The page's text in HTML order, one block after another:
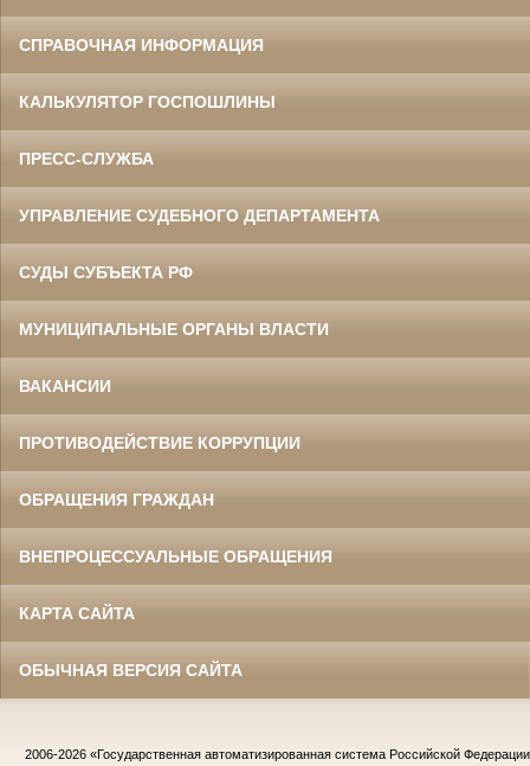
СПРАВОЧНАЯ ИНФОРМАЦИЯ
КАЛЬКУЛЯТОР ГОСПОШЛИНЫ
ПРЕСС-СЛУЖБА
УПРАВЛЕНИЕ СУДЕБНОГО ДЕПАРТАМЕНТА
СУДЫ СУБЪЕКТА РФ
МУНИЦИПАЛЬНЫЕ ОРГАНЫ ВЛАСТИ
ВАКАНСИИ
ПРОТИВОДЕЙСТВИЕ КОРРУПЦИИ
ОБРАЩЕНИЯ ГРАЖДАН
ВНЕПРОЦЕССУАЛЬНЫЕ ОБРАЩЕНИЯ
КАРТА САЙТА
ОБЫЧНАЯ ВЕРСИЯ САЙТА
2006-2026 «Государственная автоматизированная система Российской